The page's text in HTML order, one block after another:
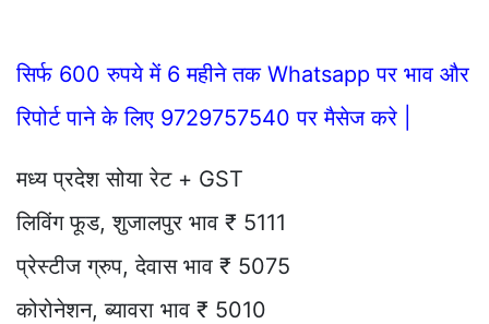
सिर्फ 600 रुपये में 6 महीने तक Whatsapp पर भाव और
रिपोर्ट पाने के लिए 9729757540 पर मैसेज करे |
मध्य प्रदेश सोया रेट + GST
लिविंग फूड, शुजालपुर भाव ₹ 5111
प्रेस्टीज ग्रुप, देवास भाव ₹ 5075
कोरोनेशन, ब्यावरा भाव ₹ 5010